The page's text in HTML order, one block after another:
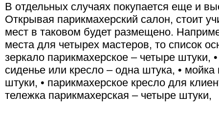
В отдельных случаях покупается еще и
Открывая парикмахерский салон, стоит
мест в таковом будет размещено.
места для четырех мастеров, то список
зеркало парикмахерское – четыре штуки,
сиденье или кресло – одна штука, •
штуки, • парикмахерское кресло для
тележка парикмахерская – четыре штуки,